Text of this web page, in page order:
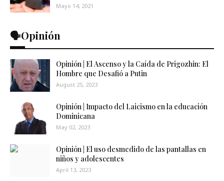
Mayo 14, 2021
🗣️Opinión
Opinión | El Ascenso y la Caída de Prigozhin: El
Hombre que Desafió a Putin
August 25, 2023
Opinión | Impacto del Laicismo en la educación
Dominicana
May 02, 2023
Opinión | El uso desmedido de las pantallas en
niños y adolescentes
April 13, 2023